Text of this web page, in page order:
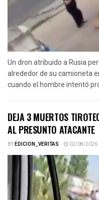
Un dron atribuido a Rusia
alrededor de su camioneta
cuando el hombre intentó
DEJA 3 MUERTOS
AL PRESUNTO ATACANTE
BYEDICION_VERITAS 02/08/2026